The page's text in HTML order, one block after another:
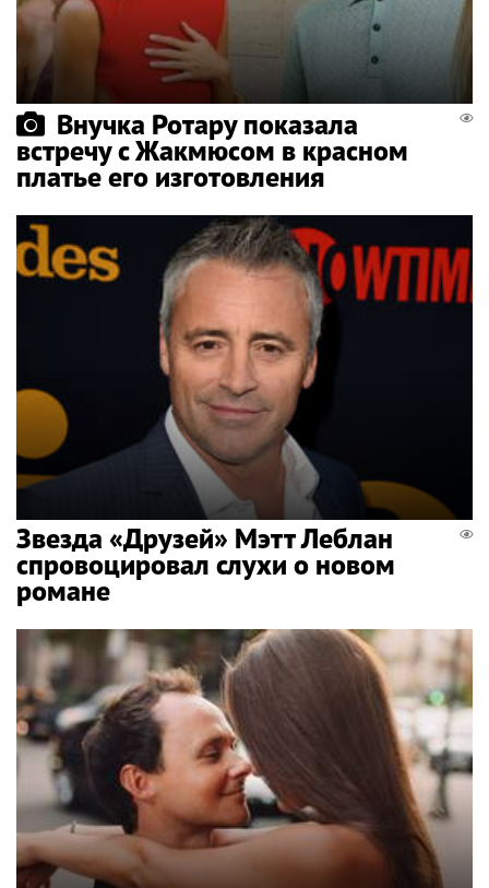
Внучка Ротару показала
встречу с Жакмюсом в красном
платье его изготовления
Звезда «Друзей» Мэтт Леблан
спровоцировал слухи о новом
романе